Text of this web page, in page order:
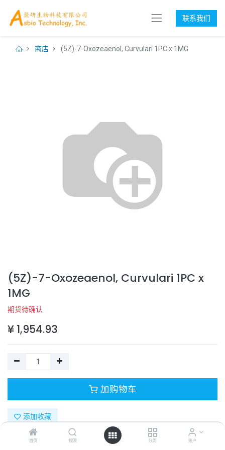
首页 搜索 分类 账户
联系我们
商店 (5Z)-7-Oxozeaenol, Curvulari 1PC x 1MG
(5Z)-7-Oxozeaenol, Curvulari 1PC x
1MG
期货待确认
¥ 1,954.93
加购物车
添加收藏